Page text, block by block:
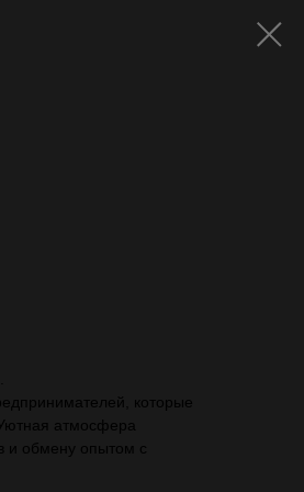
которые
атмосфера
и обмену опытом с